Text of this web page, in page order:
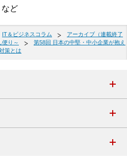
ど
IT＆ビジネスコラム
アーカイブ（連載終了
便り～
第58回 日本の中堅・中小企業が抱え
策とは